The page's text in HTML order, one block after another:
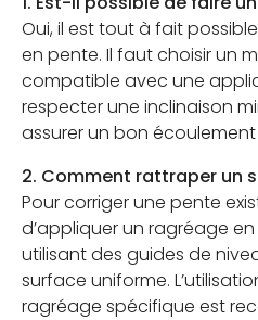
Oui, il est tout à fait
en pente. Il faut choisir un
compatible avec une
respecter une inclinaison
assurer un bon écoulement
2. Comment rattraper un
Pour corriger une pente
d’appliquer un ragréage
utilisant des guides de
surface uniforme.
ragréage spécifique est